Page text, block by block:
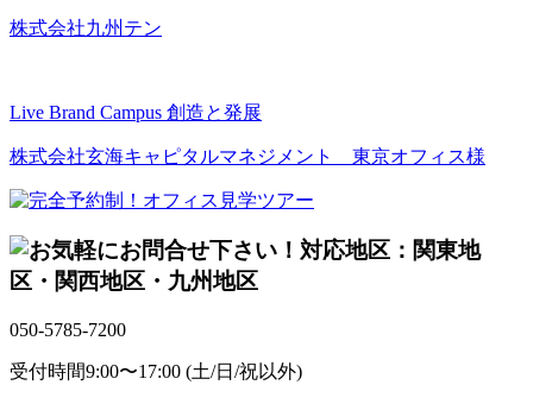
株式会社九州テン
Live Brand Campus 創造と発展
株式会社玄海キャピタルマネジメント 東京オフィス様
対応地区：関東地
区・関西地区・九州地区
050-5785-7200
受付時間9:00〜17:00 (土/日/祝以外)